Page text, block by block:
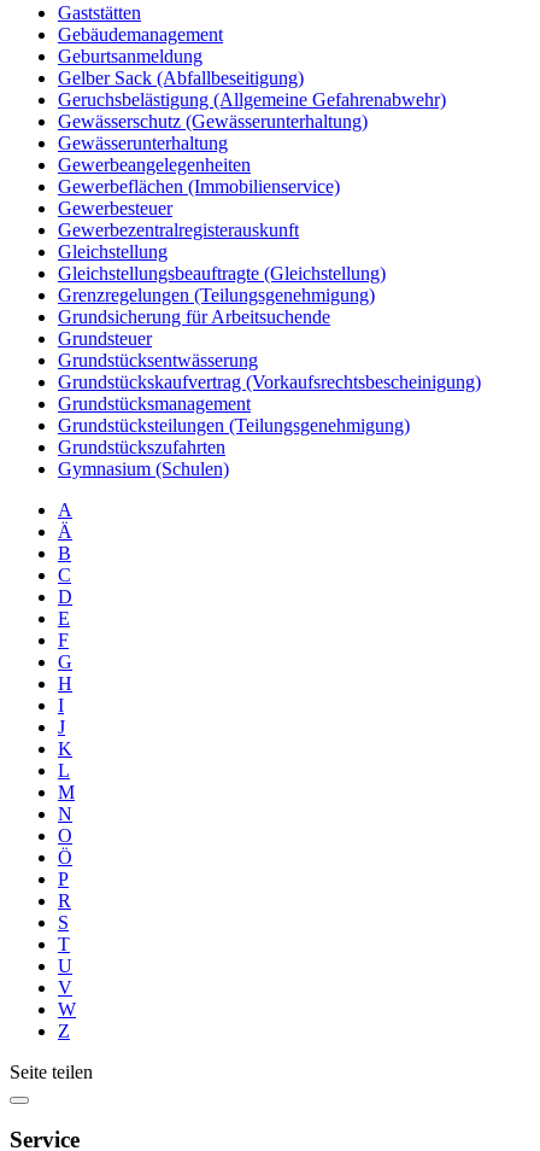
Gaststätten
Gebäudemanagement
Geburtsanmeldung
Gelber Sack (Abfallbeseitigung)
Geruchsbelästigung (Allgemeine Gefahrenabwehr)
Gewässerschutz (Gewässerunterhaltung)
Gewässerunterhaltung
Gewerbeangelegenheiten
Gewerbeflächen (Immobilienservice)
Gewerbesteuer
Gewerbezentralregisterauskunft
Gleichstellung
Gleichstellungsbeauftragte (Gleichstellung)
Grenzregelungen (Teilungsgenehmigung)
Grundsicherung für Arbeitsuchende
Grundsteuer
Grundstücksentwässerung
Grundstückskaufvertrag (Vorkaufsrechtsbescheinigung)
Grundstücksmanagement
Grundstücksteilungen (Teilungsgenehmigung)
Grundstückszufahrten
Gymnasium (Schulen)
A
Ä
B
C
D
E
F
G
H
I
J
K
L
M
N
O
Ö
P
R
S
T
U
V
W
Z
Seite teilen
Service